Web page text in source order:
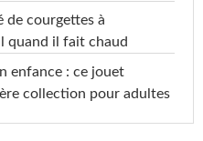
de courgettes à
quand il fait chaud
enfance : ce jouet
collection pour adultes